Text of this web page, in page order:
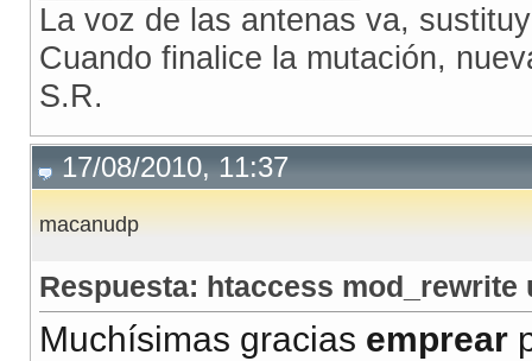
La voz de las antenas va,
Cuando finalice la mutación,
S.R.
17/08/2010, 11:37
macanudp
Respuesta: htaccess mod_rewrite
Muchísimas gracias emprear